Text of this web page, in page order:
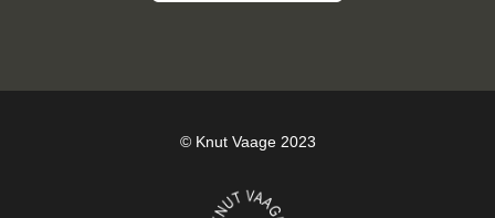
© Knut Vaage 2023